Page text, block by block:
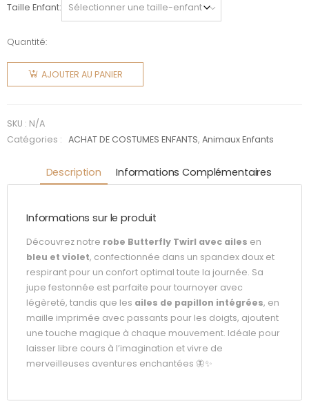
Taille Enfant
Quantité:
quantité
de Robe
papillon
AJOUTER AU PANIER
SKU : N/A
Catégories :
ACHAT DE COSTUMES ENFANTS,Animaux Enfants
Description Informations Complémentaires
Informations sur le produit
Découvrez notre robe Butterfly Twirl avec ailes en
bleu et violet, confectionnée dans un spandex doux et
respirant pour un confort optimal toute la journée. Sa
jupe festonnée est parfaite pour tournoyer avec
légèreté, tandis que les ailes de papillon intégrées, en
maille imprimée avec passants pour les doigts, ajoutent
une touche magique à chaque mouvement. Idéale pour
laisser libre cours à l’imagination et vivre de
merveilleuses aventures enchantées 🦋✨